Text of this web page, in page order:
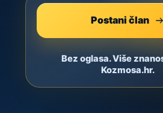
Postani član
Bez oglasa. Više
Kozmosa.hr.